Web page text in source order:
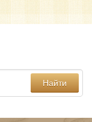
Найти